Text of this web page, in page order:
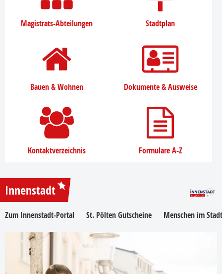
Magistrats-Abteilungen Stadtplan
Bauen & Wohnen Dokumente & Ausweise
Kontaktverzeichnis Formulare A-Z
Innenstadt
Zum Innenstadt-Portal St. Pölten Gutscheine Menschen im